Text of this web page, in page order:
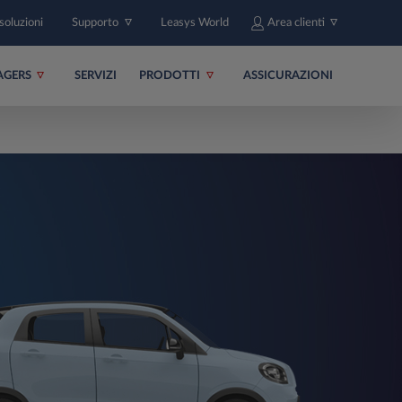
Supporto Leasys World Area clienti
SERVIZI PRODOTTI ASSICURAZIONI